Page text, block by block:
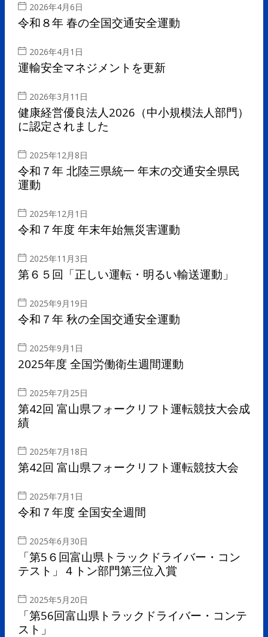
2026年4月6日
令和８年 春の全国交通安全運動
2026年4月1日
運輸安全マネジメントを更新
2026年3月11日
健康経営優良法人2026（中小規模法人部門）
に認定されました
2025年12月8日
令和７年 北陸三県統一 年末の交通安全県民
運動
2025年12月1日
令和７年度 年末年始無災害運動
2025年11月3日
第６５回「正しい運転・明るい輸送運動」
2025年9月19日
令和７年 秋の全国交通安全運動
2025年9月1日
2025年度 全国労働衛生週間運動
2025年7月25日
第42回 富山県フォークリフト運転競技大会成
績
2025年7月18日
第42回 富山県フォークリフト運転競技大会
2025年7月1日
令和７年度 全国安全週間
2025年6月30日
「第5６回富山県トラックドライバー・コン
テスト」４トン部門第三位入賞
2025年5月20日
「第56回富山県トラックドライバー・コンテ
スト」